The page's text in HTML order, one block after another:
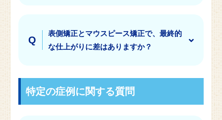
表側矯正とマウスピース矯正で、最終的
な仕上がりに差はありますか？
特定の症例に関する質問